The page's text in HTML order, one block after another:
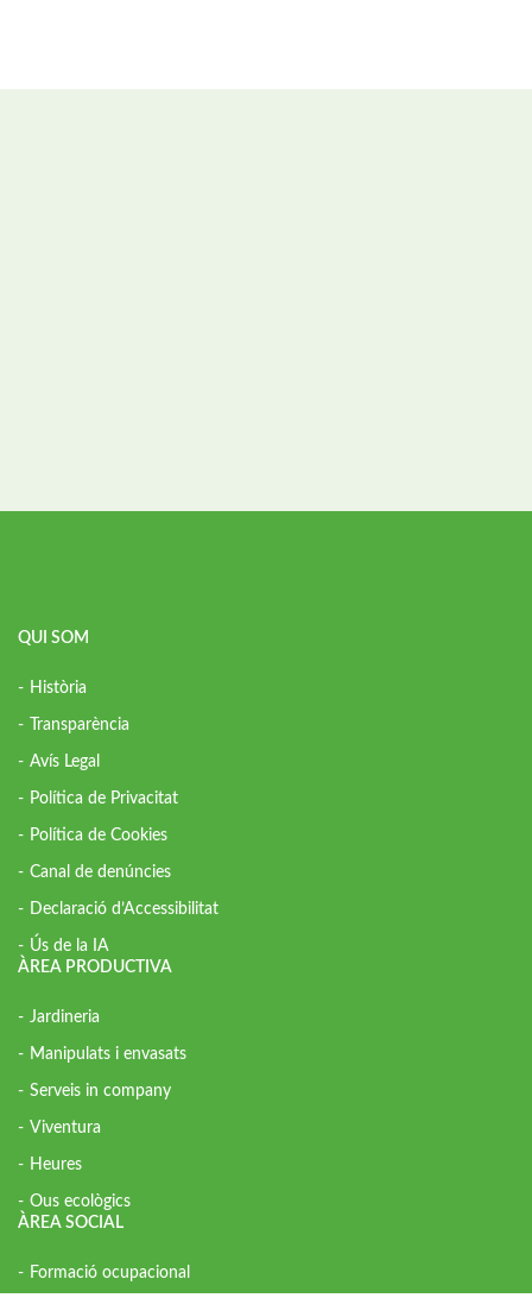
QUI SOM
Història
Transparència
Avís Legal
Política de Privacitat
Política de Cookies
Canal de denúncies
Declaració d’Accessibilitat
Ús de la IA
ÀREA PRODUCTIVA
Jardineria
Manipulats i envasats
Serveis in company
Viventura
Heures
Ous ecològics
ÀREA SOCIAL
Formació ocupacional